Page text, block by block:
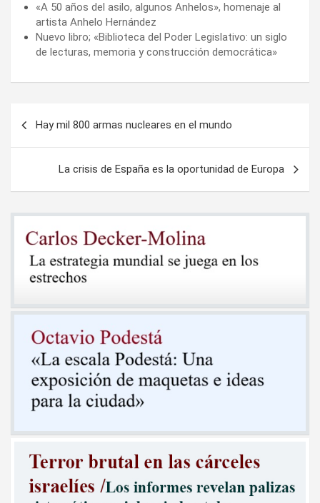
«A 50 años del asilo, algunos Anhelos», homenaje al
artista Anhelo Hernández
Nuevo libro; «Biblioteca del Poder Legislativo: un siglo
de lecturas, memoria y construcción democrática»
entradas
Hay mil 800 armas nucleares en el mundo
La crisis de España es la oportunidad de Europa